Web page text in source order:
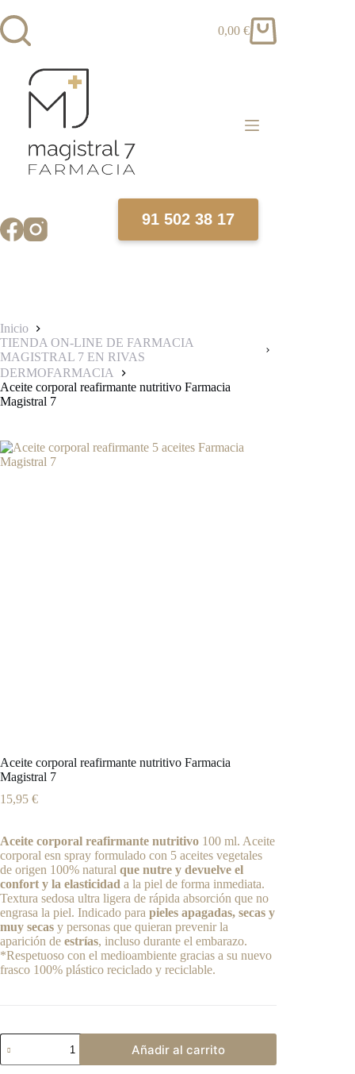
al
contenido
Carro
0,00€
91 502 38 17
Inicio
TIENDA ON-LINE DE FARMACIA
MAGISTRAL 7 EN RIVAS
DERMOFARMACIA
Aceite corporal reafirmante nutritivo Farmacia
Magistral 7
Aceite corporal reafirmante nutritivo Farmacia
Magistral 7
15,95 €
Aceite corporal reafirmante nutritivo 100 ml. Aceite
corporal esn spray formulado con 5 aceites vegetales
de origen 100% natural que nutre y devuelve el
confort y la elasticidad a la piel de forma inmediata.
Textura sedosa ultra ligera de rápida absorción que no
engrasa la piel. Indicado para pieles apagadas, secas y
muy secas y personas que quieran prevenir la
aparición de estrías, incluso durante el embarazo.
*Respetuoso con el medioambiente gracias a su nuevo
frasco 100% plástico reciclado y reciclable.
Aceite
corporal
reafirmante
Añadir al carrito